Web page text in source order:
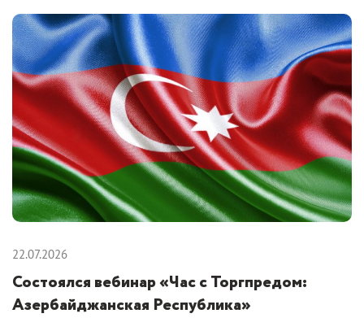
22.07.2026
Состоялся вебинар «Час с Торгпредом:
Азербайджанская Республика»